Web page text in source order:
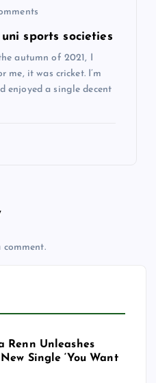
sports societies
autumn of 2021, I
me, it was cricket. I’m
enjoyed a single decent
Renn Unleashes
Single ‘You Want